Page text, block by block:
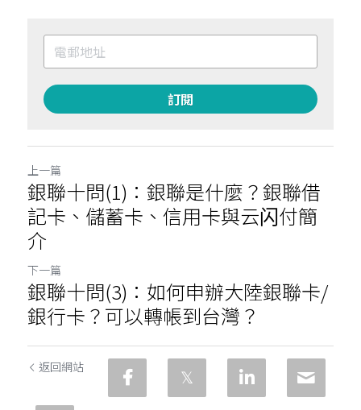
訂閱
上一篇
銀聯十問(1)：銀聯是什麼？銀聯借
記卡、儲蓄卡、信用卡與云闪付簡
介
下一篇
銀聯十問(3)：如何申辦大陸銀聯卡/
銀行卡？可以轉帳到台灣？
返回網站